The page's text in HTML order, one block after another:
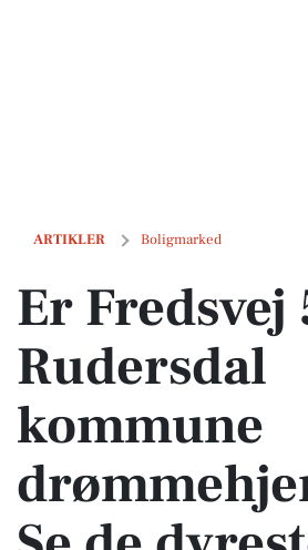
ARTIKLER Boligmarked
Er Fredsvej 5 i Rudersdal kommune
Er Fredsvej
Rudersdal
kommune